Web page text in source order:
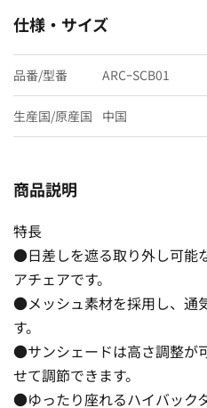
仕様・サイズ
品番/型番 ARCｰSCB01
生産国/原産国 中国
商品説明
特長
●日差しを遮る取り外し可能
アチェアです。
●メッシュ素材を採用し、通
す。
●サンシェードは高さ調整が
せて調節できます。
●ゆったり座れるハイバック